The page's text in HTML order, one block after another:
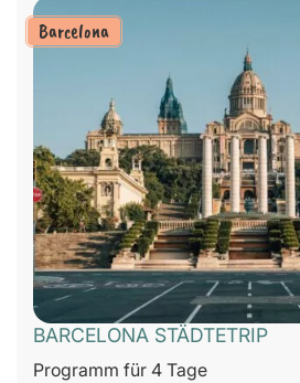
Barcelona
BARCELONA STÄDTETRIP
Programm für 4 Tage